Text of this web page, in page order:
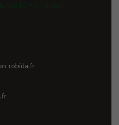
53410 Port-Brillet
robida.frS’ouvre